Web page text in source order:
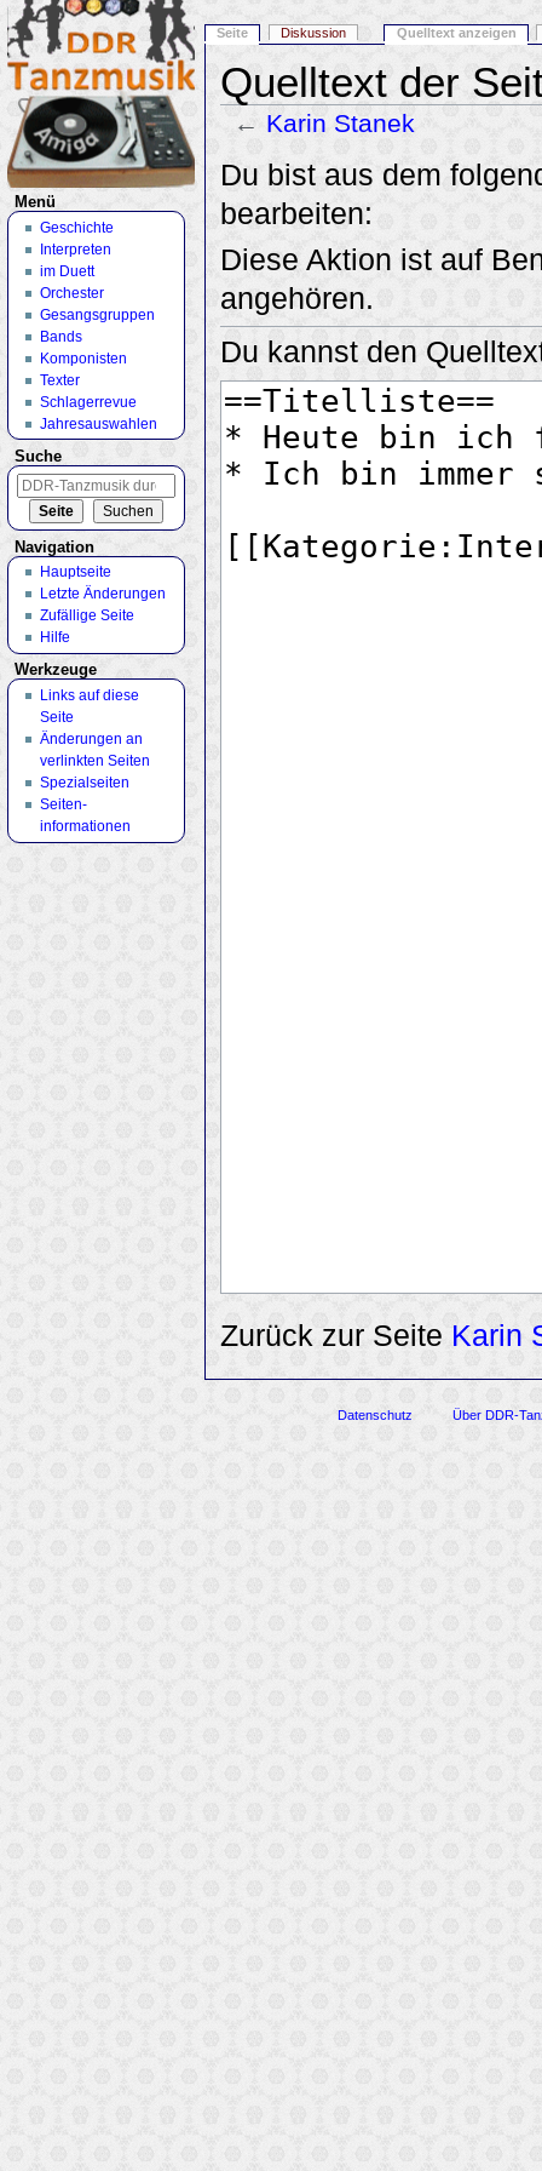
Quelltext der
← Karin Stanek
Wechseln zu: Navigation Suche
Du bist aus dem
bearbeiten:
Diese Aktion ist auf
angehören.
Du kannst den
Zurück zur Seite Karin
Seite Diskussion Quelltext anzeigen
Menü
Geschichte
Interpreten
im Duett
Orchester
Gesangsgruppen
Bands
Komponisten
Texter
Schlagerrevue
Jahresauswahlen
Suche
Navigation
Hauptseite
Letzte Änderungen
Zufällige Seite
Hilfe
Werkzeuge
Links auf diese
Seite
Änderungen an
verlinkten Seiten
Spezialseiten
Seiten­
informationen
Datenschutz Über DDR-